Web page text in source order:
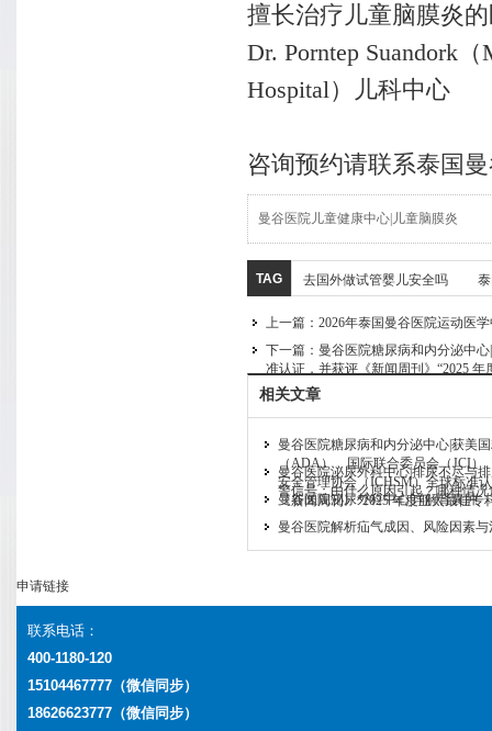
擅长治疗儿童脑膜炎
Dr. Porntep Suandork
Hospital）儿科中心
咨询预约请联系泰国
曼谷医院儿童健康中心|儿童脑膜炎
TAG 去国外做试管婴儿安全吗
上一篇： 2026年泰国曼谷医院运动医
下一篇： 曼谷医院糖尿病和内分泌中
准认证，并获评《新闻周刊》“2025 年
相关文章
曼谷医院糖尿病和内分泌中心|获美
（ADA）、国际联合委员会（JCI）
安全管理协会（ICHSM）全球标准
《新闻周刊》“2025 年度亚太最佳专
曼谷医院泌尿外科中心|排尿不尽与
警信号：由什么原因引起？哪种情况
曼谷医院泌尿外科中心|详解肾囊肿
曼谷医院解析疝气成因、风险因素
申请链接
联系电话：
400-1180-120
15104467777（微信同步）
18626623777 （微信同步）